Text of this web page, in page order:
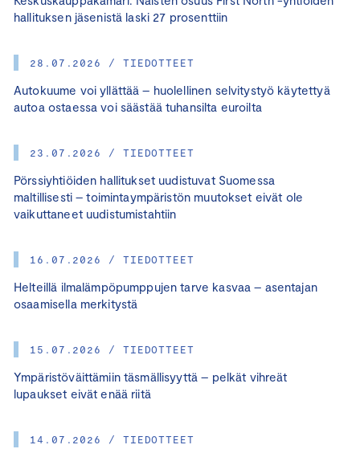
hallituksen jäsenistä laski 27 prosenttiin
28.07.2026 / TIEDOTTEET
Autokuume voi yllättää – huolellinen selvitystyö käytettyä
autoa ostaessa voi säästää tuhansilta euroilta
23.07.2026 / TIEDOTTEET
Pörssiyhtiöiden hallitukset uudistuvat Suomessa
maltillisesti – toimintaympäristön muutokset eivät ole
vaikuttaneet uudistumistahtiin
16.07.2026 / TIEDOTTEET
Helteillä ilmalämpöpumppujen tarve kasvaa – asentajan
osaamisella merkitystä
15.07.2026 / TIEDOTTEET
Ympäristöväittämiin täsmällisyyttä – pelkät vihreät
lupaukset eivät enää riitä
14.07.2026 / TIEDOTTEET